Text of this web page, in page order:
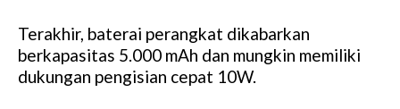
Terakhir, baterai perangkat dikabarkan
berkapasitas 5.000 mAh dan mungkin memiliki
dukungan pengisian cepat 10W.